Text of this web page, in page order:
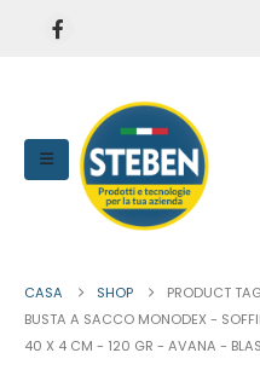
CASA SHOP
PRODUCT
BUSTA A SACCO MONODEX -
40 X 4 CM - 120 GR - AVANA -